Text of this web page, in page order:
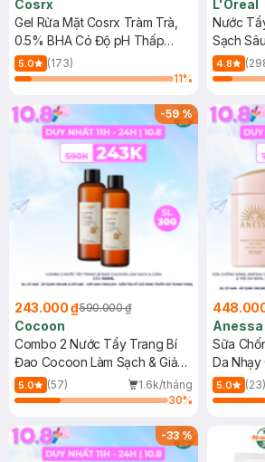
Cosrx
Gel Rửa Mặt Cosrx Tràm Trà,
0.5% BHA Có Độ pH Thấp
150ml
5.0
(173)
11%
L'Oreal
Nước
Sạch
4.8
-59%
243.000 ₫590.000 ₫
Cocoon
Combo 2 Nước Tẩy Trang Bí
Đao Cocoon Làm Sạch & Giảm
Dầu 500ml
5.0 (57)
1.6k/tháng
30%
Anessa
Sữa
Da Nhạy
(Mới)
5.0 (23)
-33%